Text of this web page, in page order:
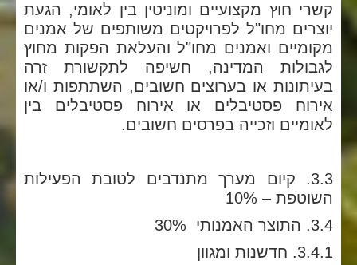
קשרי חוץ מקצועיים ומוניטין בין לאומי, הגעת
יוצרים מחו"ל לפרויקטים משותפים של אמנים
מקומיים ואמנים מחו"ל והעלאת הפקות מחוץ
לגבולות המדינה, חשיפה לתקשורת זרה
בעיתונות או בערוצים חשובים, השתתפות ו/או
אירוח פסטיבלים או אירוח פסטיבלים בין
לאומיים וזכייה בפרסים חשובים.
3.3. קיום מערך מתנדבים לטובת הפעילות
השוטפת – 10%
3.4. התוצר האמנותי 30%
3.4.1. חדשנות ומגוון